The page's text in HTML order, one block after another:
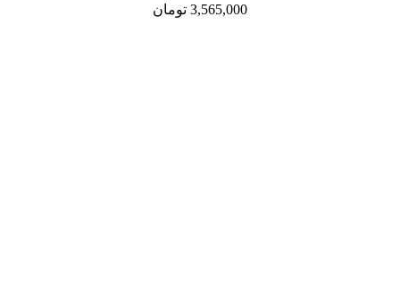
3,565,000 تومان